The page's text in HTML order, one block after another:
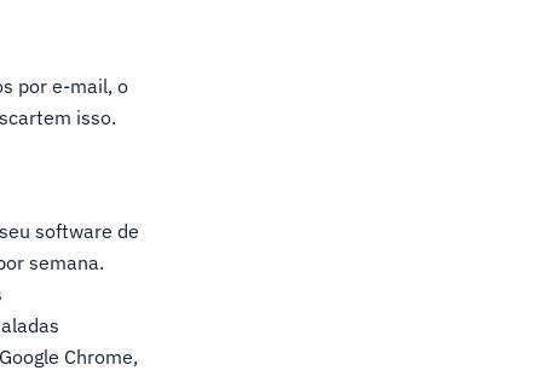
por e-mail, o
isso.
software de
semana.
Chrome,